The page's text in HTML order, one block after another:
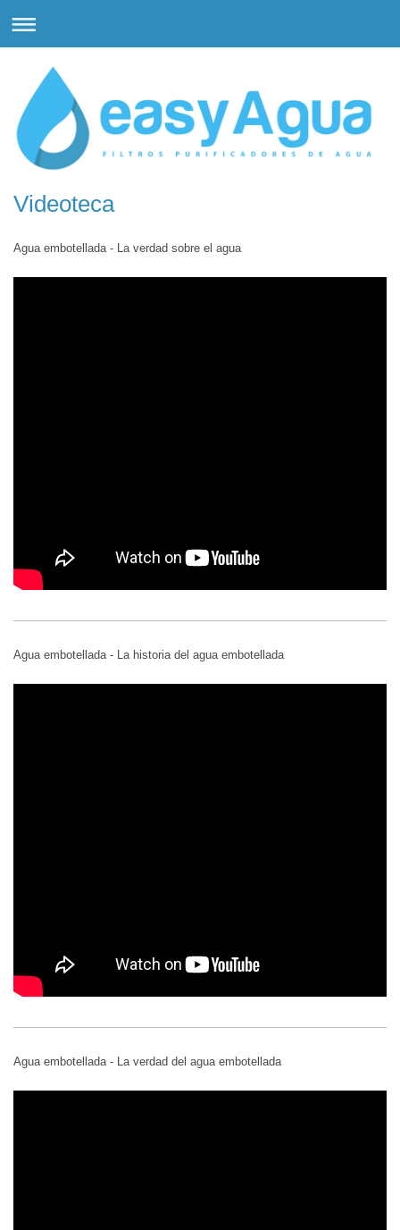
Videoteca
Agua embotellada - La verdad sobre el agua
Agua embotellada - La historia del agua embotellada
Agua embotellada - La verdad del agua embotellada